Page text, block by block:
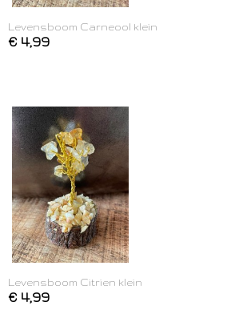
Levensboom Carneool klein
€ 4,99
Levensboom Citrien klein
€ 4,99